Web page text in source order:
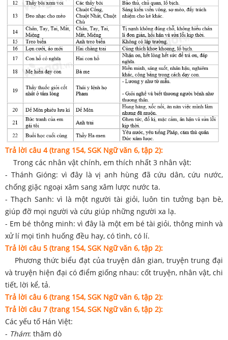
Trả lời câu 4 (trang 154, SGK Ngữ văn 6, tập 2):
Trong các nhân vật chính, em thích nhất 3 nhân vật:
- Thánh Gióng: vì đây là vị anh hùng đã cứu dân, cứu nước,
chống giặc ngoại xâm sang xâm lược nước ta.
- Thạch Sanh: vì là một người tài giỏi, luôn tin tưởng bạn bè,
giúp đỡ mọi người và cứu giúp những người xa lạ.
- Em bé thông minh: vì đây là một em bé tài giỏi, thông minh và
xử lí mọi tình huống đều hay, có tình, có lí.
Trả lời câu 5 (trang 154, SGK Ngữ văn 6, tập 2):
Phương thức biểu đạt của truyện dân gian, truyện trung đại
và truyện hiện đại có điểm giống nhau: cốt truyện, nhân vật, chi
tiết, lời kể, tả.
Trả lời câu 6 (trang 154, SGK Ngữ văn 6, tập 2):
Trả lời câu 7 (trang 154, SGK Ngữ văn 6, tập 2):
Các yếu tố Hán Việt:
- Thám: thăm dò